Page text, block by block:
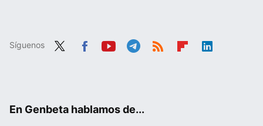
Síguenos
En Genbeta hablamos de...